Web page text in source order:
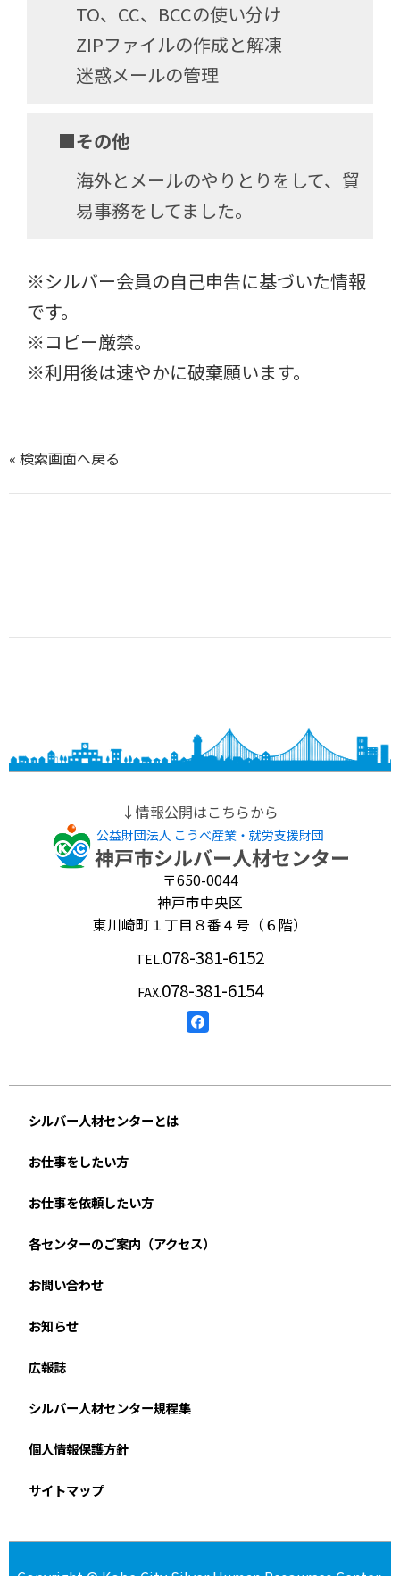
TO、CC、BCCの使い分け
ZIPファイルの作成と解凍
迷惑メールの管理
■その他
海外とメールのやりとりをして、貿
易事務をしてました。
※シルバー会員の自己申告に基づいた情報
です。
※コピー厳禁。
※利用後は速やかに破棄願います。
« 検索画面へ戻る
↓情報公開はこちらから
公益財団法人 こうべ産業・就労支援財団
〒650-0044
神戸市中央区
東川崎町１丁目８番４号（６階）
TEL.078-381-6152
FAX.078-381-6154
Facebook
ア
シルバー人材センターとは
お仕事をしたい方
お仕事を依頼したい方
各センターのご案内（アクセス）
お問い合わせ
お知らせ
広報誌
シルバー人材センター規程集
個人情報保護方針
サイトマップ